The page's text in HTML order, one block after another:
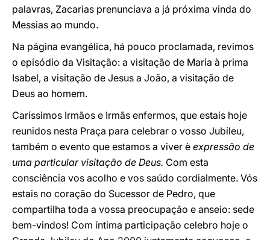
palavras, Zacarias prenunciava a já próxima vinda do
Messias ao mundo.
Na página evangélica, há pouco proclamada, revimos
o episódio da Visitação: a visitação de Maria à prima
Isabel, a visitação de Jesus a João, a visitação de
Deus ao homem.
Caríssimos Irmãos e Irmãs enfermos, que estais hoje
reunidos nesta Praça para celebrar o vosso Jubileu,
também o evento que estamos a viver è expressão de
uma particular visitação de Deus. Com esta
consciência vos acolho e vos saúdo cordialmente. Vós
estais no coração do Sucessor de Pedro, que
compartilha toda a vossa preocupação e anseio: sede
bem-vindos! Com íntima participação celebro hoje o